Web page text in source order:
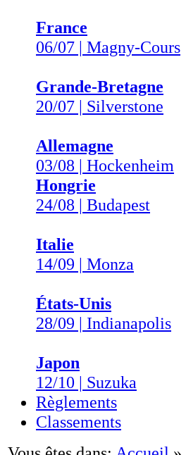
France
06/07 | Magny-Cours
Grande-Bretagne
20/07 | Silverstone
Allemagne
03/08 | Hockenheim
Hongrie
24/08 | Budapest
Italie
14/09 | Monza
États-Unis
28/09 | Indianapolis
Japon
12/10 | Suzuka
Règlements
Classements